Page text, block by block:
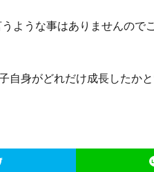
ような事はありませんので
自身がどれだけ成長したか